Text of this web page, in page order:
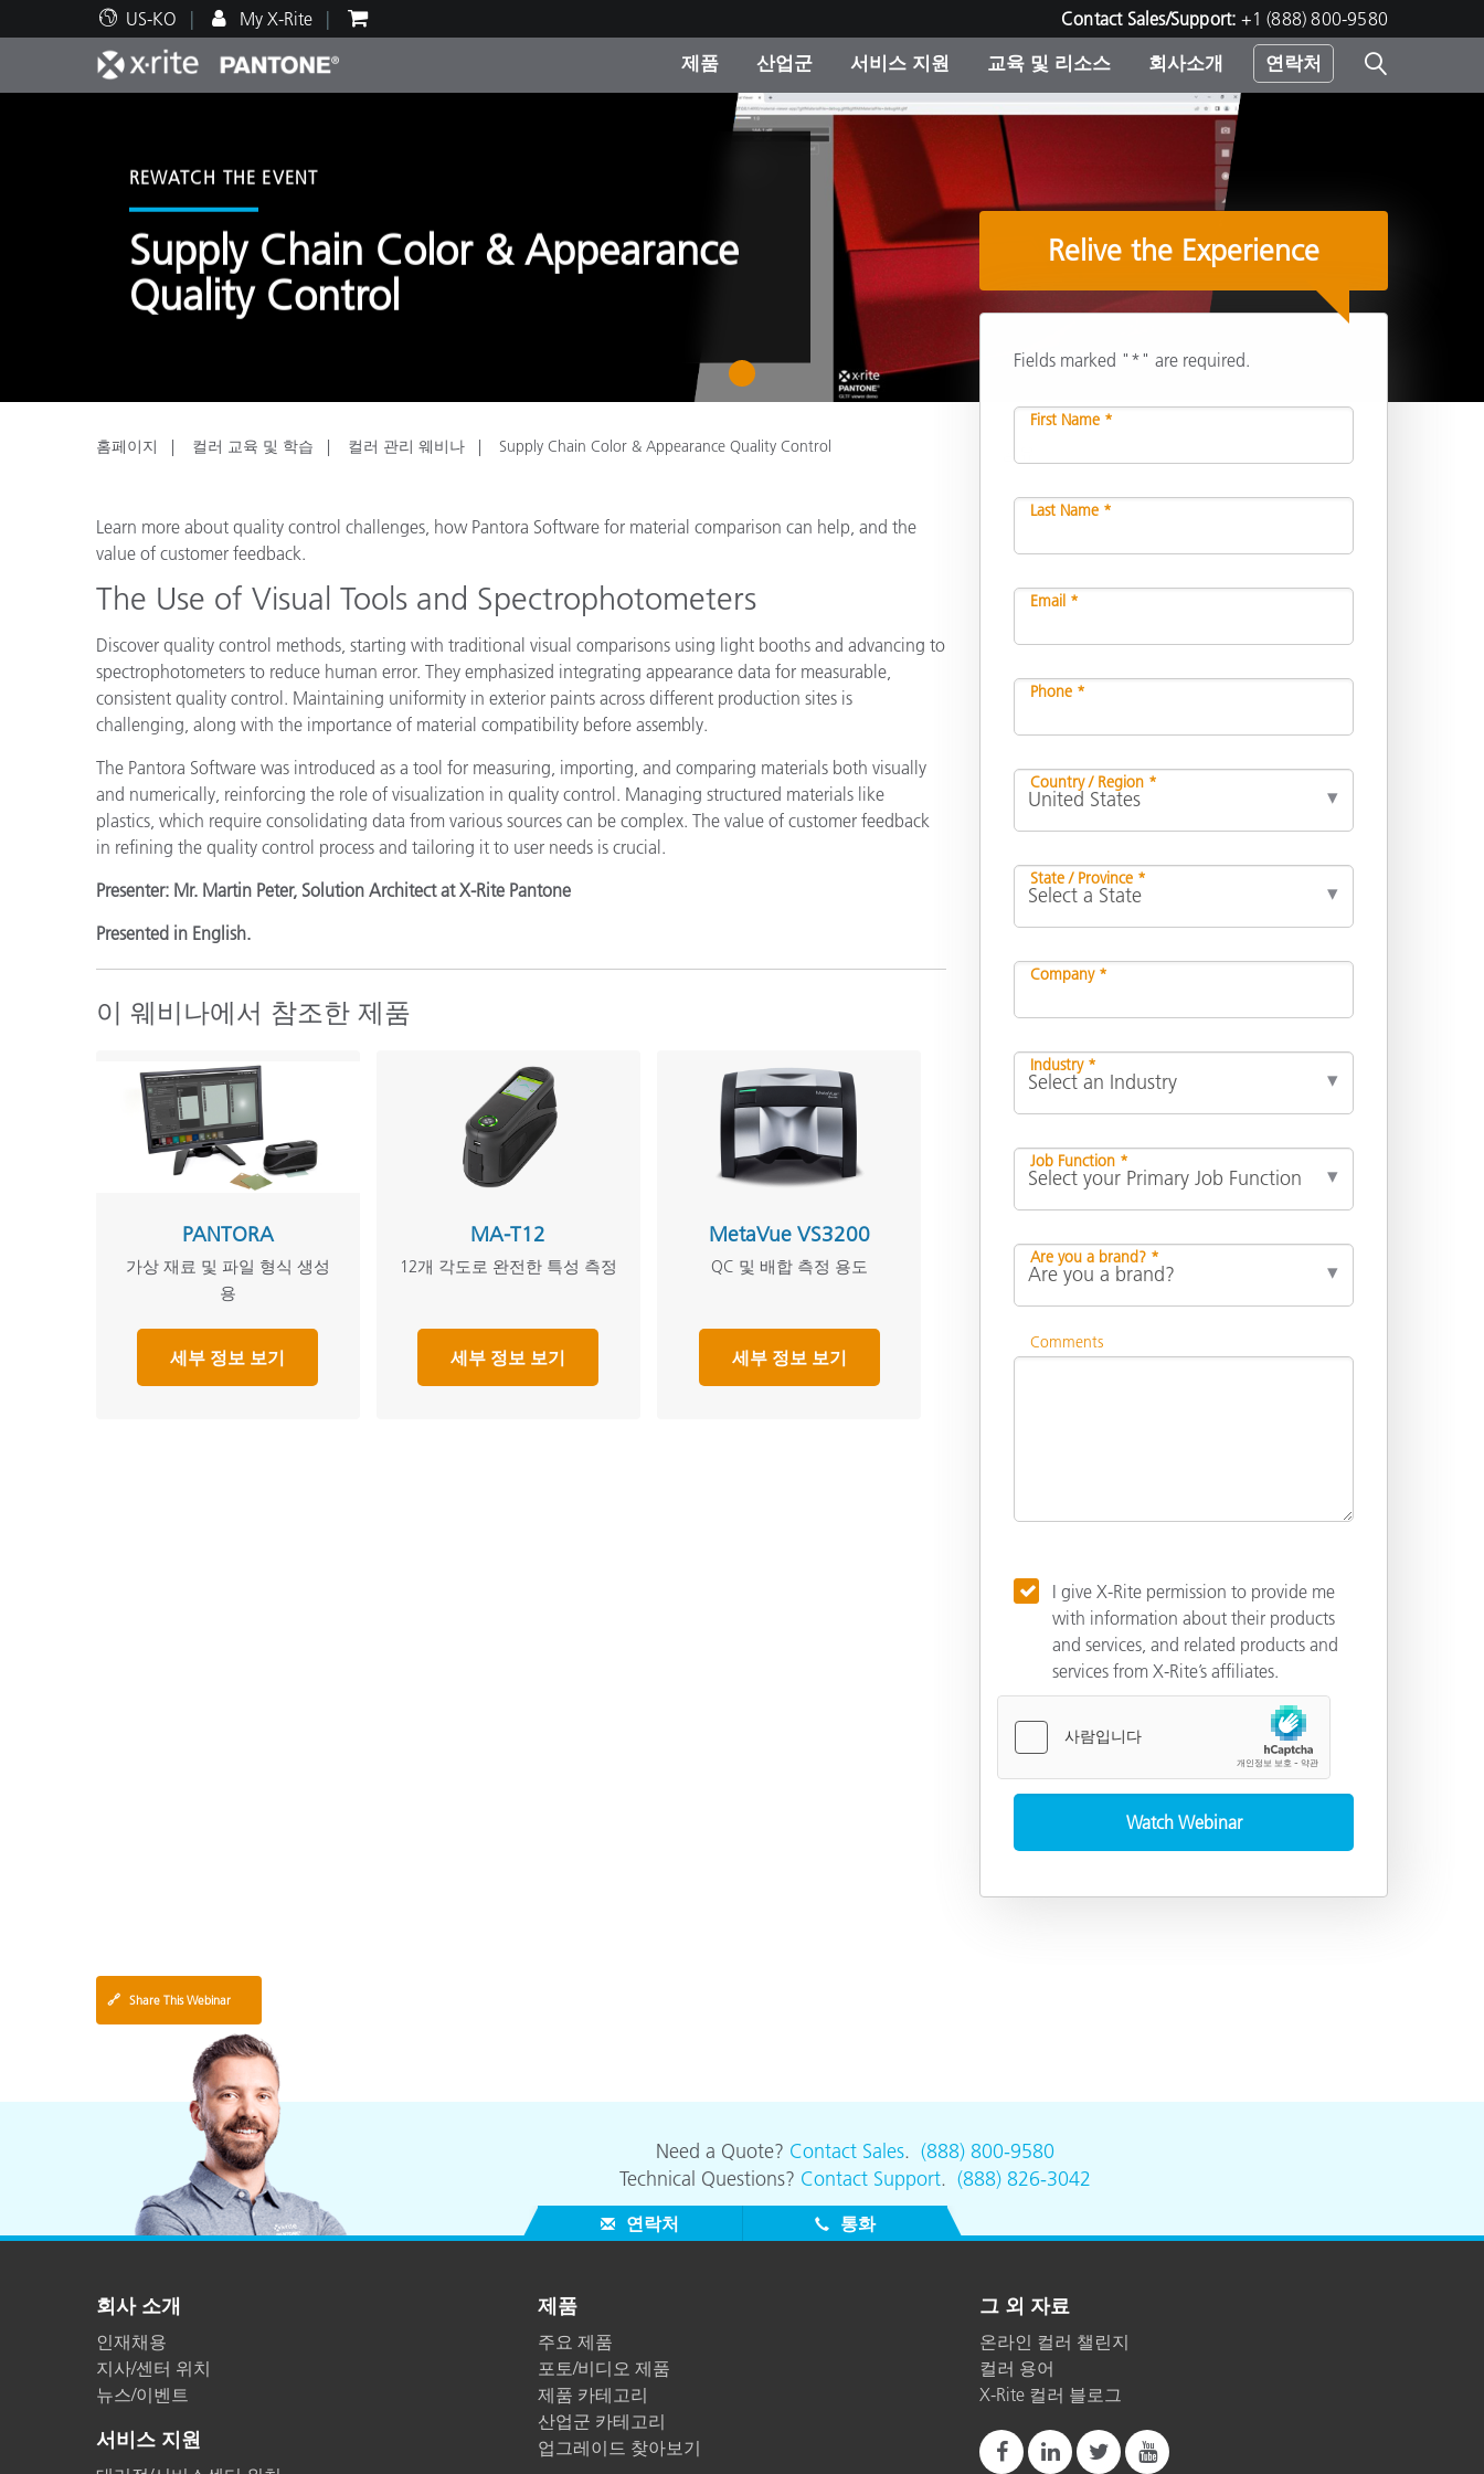
US-KO My X-Rite Contact Sales/Support: +1 (888) 800-9580
제품
제품을 찾을 수 없나요?
진행중인 프로모션
온라인 스토어
산업군
OEM 디스플레이 및 프린터
제조사
식품 컬러 측정
종이/페이퍼
서비스 지원
X-Rite 코리아 연락
교육 및 리소스
컨설팅 및 감사
인기 다운로드
기타 리소스
회사소개 연락처
REWATCH THE EVENT
Supply Chain Color & Appearance
Quality Control
1
홈페이지 컬러 교육 및 학습 컬러 관리 웨비나 Supply Chain Color & Appearance Quality Control
Learn more about quality control challenges, how Pantora Software for material comparison can help, and the
value of customer feedback.
The Use of Visual Tools and Spectrophotometers
Discover quality control methods, starting with traditional visual comparisons using light booths and advancing to
spectrophotometers to reduce human error. They emphasized integrating appearance data for measurable,
consistent quality control. Maintaining uniformity in exterior paints across different production sites is
challenging, along with the importance of material compatibility before assembly.
The Pantora Software was introduced as a tool for measuring, importing, and comparing materials both visually
and numerically, reinforcing the role of visualization in quality control. Managing structured materials like
plastics, which require consolidating data from various sources can be complex. The value of customer feedback
in refining the quality control process and tailoring it to user needs is crucial.
Presenter: Mr. Martin Peter, Solution Architect at X-Rite Pantone
Presented in English.
이 웨비나에서 참조한 제품
PANTORA
가상 재료 및 파일 형식 생성
용
세부 정보 보기
MA-T12
12개 각도로 완전한 특성 측정
세부 정보 보기
MetaVue VS3200
QC 및 배합 측정 용도
세부 정보 보기
Relive the Experience
Fields marked "*" are required.
First Name *
Last Name *
Email *
Phone *
Country / Region *
State / Province *
Company *
Industry *
Job Function *
Are you a brand? *
Comments
I give X-Rite permission to provide me
with information about their products
and services, and related products and
services from X-Rite’s affiliates.
🔗 Share This Webinar
Need a Quote? Contact Sales. (888) 800-9580
Technical Questions? Contact Support. (888) 826-3042
연락처 통화
회사 소개
인재채용
지사/센터 위치
뉴스/이벤트
서비스 지원
제품
주요 제품
포토/비디오 제품
제품 카테고리
산업군 카테고리
업그레이드 찾아보기
그 외 자료
온라인 컬러 챌린지
컬러 용어
X-Rite 컬러 블로그